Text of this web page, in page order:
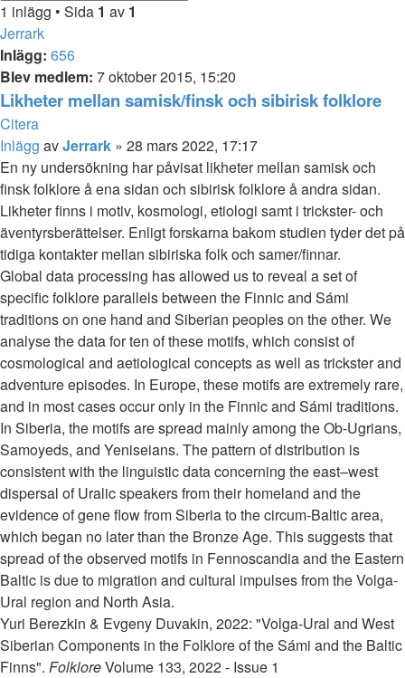
1 inlägg • Sida 1 av 1
Jerrark
Inlägg: 656
Blev medlem: 7 oktober 2015, 15:20
Likheter mellan samisk/finsk och sibiriskfolklore
Citera
Inlägg avJerrark » 28 mars 2022, 17:17
En ny undersökning har påvisat likheter mellan samisk och
finsk folklore å ena sidan och sibiriskfolklore å andra sidan.
Likheter finns i motiv, kosmologi, etiologi samt i trickster- och
äventyrsberättelser. Enligt forskarna bakom studien tyder det på
tidiga kontakter mellan sibiriska folk och samer/finnar.
Global data processing has allowed us to reveal a set of
specific folklore parallels between the Finnic and Sámi
traditions on one hand and Siberian peoples on the other. We
analyse the data for ten of these motifs, which consist of
cosmological and aetiological concepts as well as trickster and
adventure episodes. In Europe, these motifs are extremely rare,
and in most cases occur only in the Finnic and Sámi traditions.
In Siberia, the motifs are spread mainly among the Ob-Ugrians,
Samoyeds, and Yeniseians. The pattern of distribution is
consistent with the linguistic data concerning the east–west
dispersal of Uralic speakers from their homeland and the
evidence of gene flow from Siberia to the circum-Baltic area,
which began no later than the Bronze Age. This suggests that
spread of the observed motifs in Fennoscandia and the Eastern
Baltic is due to migration and cultural impulses from the Volga-
Ural region and North Asia.
Yuri Berezkin & Evgeny Duvakin, 2022: "Volga-Ural and West
Siberian Components in the Folklore of the Sámi and the Baltic
Finns". FolkloreVolume 133, 2022 - Issue 1